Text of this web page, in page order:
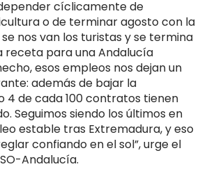
cíclicamente de
o de terminar agosto con la
nos van los turistas y se termina
receta para una Andalucía
esos empleos nos dejan un
además de bajar la
4 de cada 100 contratos tienen
Seguimos siendo los últimos en
estable tras Extremadura, y eso
confiando en el sol”, urge el
Andalucía.